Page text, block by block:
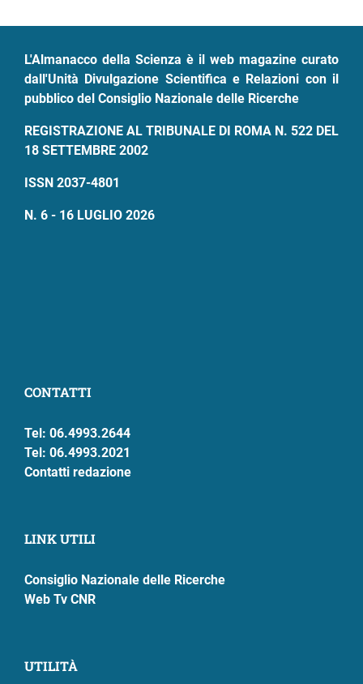
L'Almanacco della Scienza è il web magazine curato
dall'Unità Divulgazione Scientifica e Relazioni con il
pubblico del Consiglio Nazionale delle Ricerche
REGISTRAZIONE AL TRIBUNALE DI ROMA N. 522 DEL
18 SETTEMBRE 2002
ISSN 2037-4801
N. 6 - 16 LUGLIO 2026
CONTATTI
Tel: 06.4993.2644
Tel: 06.4993.2021
Contatti redazione
LINK UTILI
Consiglio Nazionale delle Ricerche
Web Tv CNR
UTILITÀ